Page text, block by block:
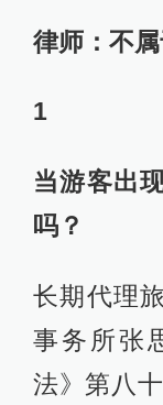
律师：不
1
当游客出
吗？
长期代理
事务所张
法》第八